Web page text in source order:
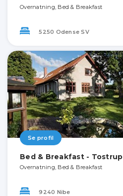
Overnatning, Bed & Breakfast
5250 Odense SV
Se profil
Bed & Breakfast - Tostrup
Overnatning, Bed & Breakfast
9240 Nibe